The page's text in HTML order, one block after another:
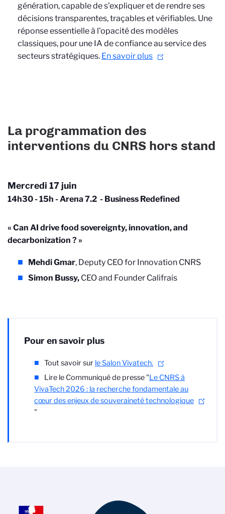
génération, capable de s’expliquer et de rendre ses
décisions transparentes, traçables et vérifiables. Une
réponse essentielle à l’opacité des modèles
classiques, pour une IA de confiance au service des
secteurs stratégiques. En savoir plus
La programmation des
interventions du CNRS hors stand
Mercredi 17 juin
14h30 - 15h - Arena 7.2 - Business Redefined
« Can AI drive food sovereignty, innovation, and
decarbonization ? »
Mehdi Gmar, Deputy CEO for Innovation CNRS
Simon Bussy, CEO and Founder Califrais
Pour en savoir plus
Tout savoir sur le Salon Vivatech.
Lire le Communiqué de presse "Le CNRS à
VivaTech 2026 : la recherche fondamentale au
cœur des enjeux de souveraineté technologique
"